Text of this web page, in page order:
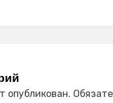
опубликован.